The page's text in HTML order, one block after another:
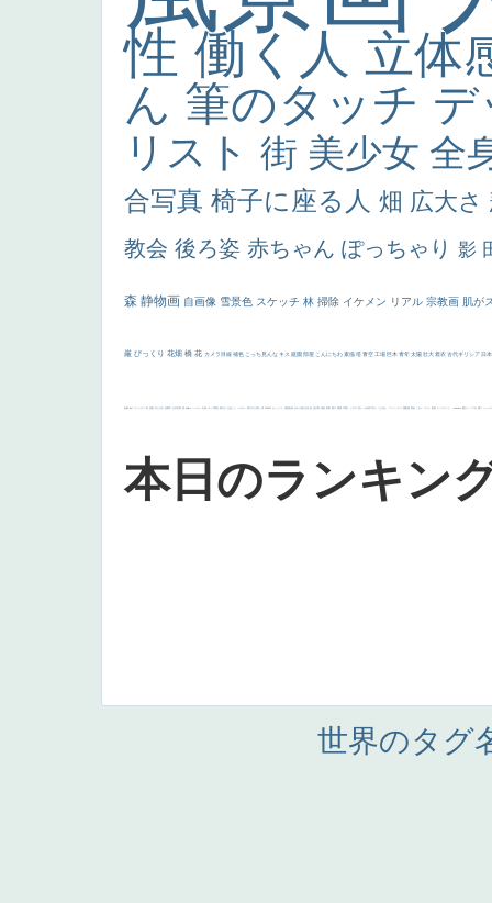
性 働く人 立体
ん 筆のタッチ
リスト 街 美少女 全
合写真 椅子に座る人 畑 広大さ
教会 後ろ姿 赤ちゃん ぽっちゃり 影
森 静物画 自画像 雪景色 スケッチ 林 掃除 イケメン リアル 宗教画 肌が
厳 びっくり 花畑 橋 花 カメラ目線 補色 こっち見んな キス 庭園 部屋 こんにちわ 素描 塔 青空 工場 巨木 青年 太陽 壮大 着衣 古代ギリシア 日
画質 last ヴィーナス 剣 白人少女 食事中 山本芳翠 麦 alciato ハーレム 女神 ローマ教皇 奥行き 火起こし シスター 東方の三博士 114514 かっこいい 受胎告知 天から覗き込む顔 設計図 挿絵 群衆 親子 裸婦 可愛い ピサロ ＃名画で学ぶ「たるみ」 ニーソックス 躍動感 黄色 こわい コート 畦道 レンブラント・ sekkusu 暖かい バブみ 靴下 ショッ
本日のランキン
世界のタグ